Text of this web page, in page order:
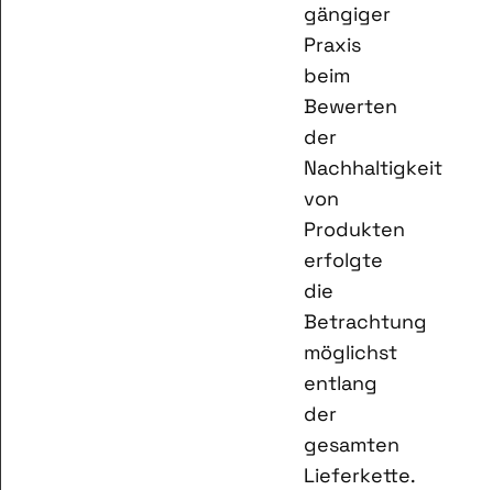
gängiger
Praxis
beim
Bewerten
der
Nachhaltigkeit
von
Produkten
erfolgte
die
Betrachtung
möglichst
entlang
der
gesamten
Lieferkette.